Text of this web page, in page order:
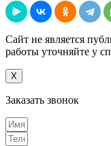
Сайт не является
работы уточняйте у
X
Заказать звонок